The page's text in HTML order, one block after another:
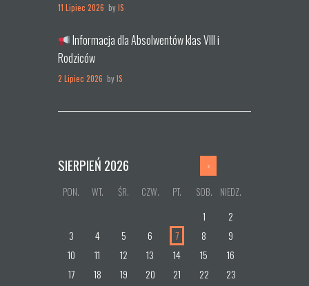
11 Lipiec 2026 byIS
Informacja dla Absolwentów klas VIII i
Rodziców
2 Lipiec 2026 byIS
SIERPIEŃ 2026
PON. WT. ŚR. CZW. PT. SOB. NIEDZ.
1
2
3
4 5 6 7 8
9
10
11 12 13 14 15
16
17
18 19 20 21 22
23